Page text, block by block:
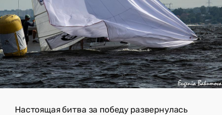
Настоящая битва за победу развернулась